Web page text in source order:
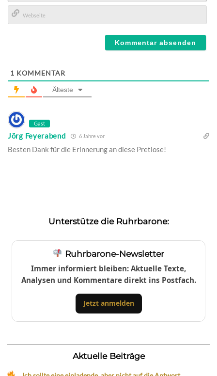
E-
Mail*
1 KOMMENTAR
Älteste
Gast
Jörg Feyerabend 6 Jahre vor
Besten Dank für die Erinnerung an diese Pretiose!
Unterstütze die Ruhrbarone:
Ruhrbarone-Newsletter
Immer informiert bleiben: Aktuelle Texte,
Analysen und Kommentare direkt ins Postfach.
Jetzt anmelden
Aktuelle Beiträge